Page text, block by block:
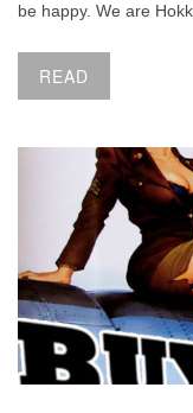
be happy. We are
READ